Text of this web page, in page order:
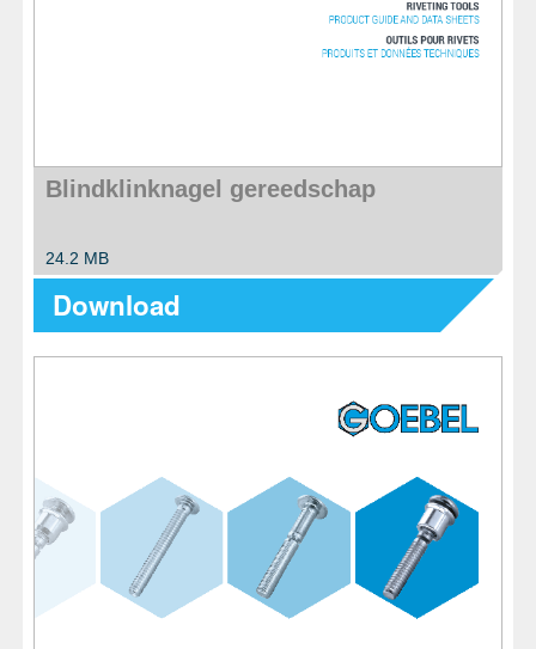
Blindklinknagel gereedschap
24.2 MB
Download